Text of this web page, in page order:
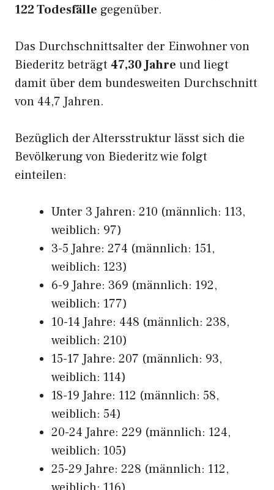
122 Todesfälle gegenüber.
Das Durchschnittsalter der Einwohner von
Biederitz beträgt 47,30 Jahre und liegt
damit über dem bundesweiten Durchschnitt
von 44,7 Jahren.
Bezüglich der Altersstruktur lässt sich die
Bevölkerung von Biederitz wie folgt
einteilen:
Unter 3 Jahren: 210 (männlich: 113,
weiblich: 97)
3-5 Jahre: 274 (männlich: 151,
weiblich: 123)
6-9 Jahre: 369 (männlich: 192,
weiblich: 177)
10-14 Jahre: 448 (männlich: 238,
weiblich: 210)
15-17 Jahre: 207 (männlich: 93,
weiblich: 114)
18-19 Jahre: 112 (männlich: 58,
weiblich: 54)
20-24 Jahre: 229 (männlich: 124,
weiblich: 105)
25-29 Jahre: 228 (männlich: 112,